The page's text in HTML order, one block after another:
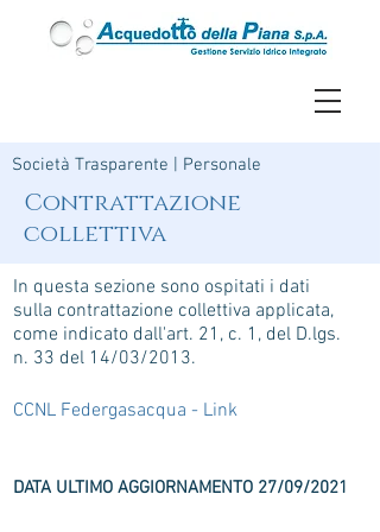
Società Trasparente Personale
Contrattazione
collettiva
In questa sezione sono ospitati i dati
sulla contrattazione collettiva applicata,
come indicato dall'art. 21, c. 1, del D.lgs.
n. 33 del 14/03/2013.
CCNL Federgasacqua - Link
DATA ULTIMO AGGIORNAMENTO 27/09/2021